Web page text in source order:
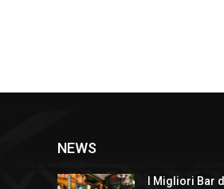
NEWS
I Migliori Bar